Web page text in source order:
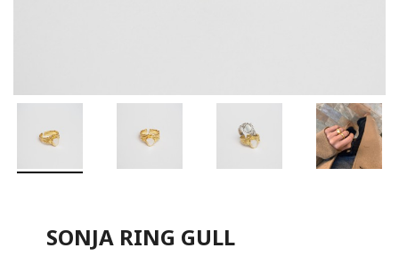
SONJA RING GULL